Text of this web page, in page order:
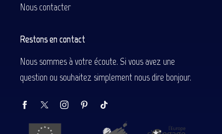
Nous contacter
Restons en contact
Nous sommes à votre écoute. Si vous avez une
question ou souhaitez simplement nous dire bonjour.